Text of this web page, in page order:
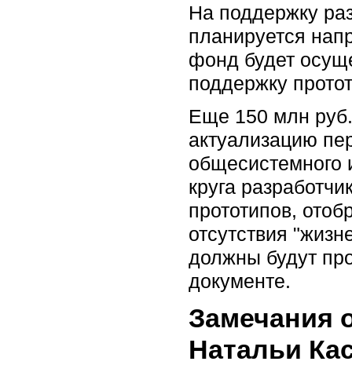
На поддержку
планируется
фонд будет
поддержку
Еще 150 млн
актуализацию
общесистемного
круга
прототипов,
отсутствия
должны будут
документе.
Замечания
Натальи